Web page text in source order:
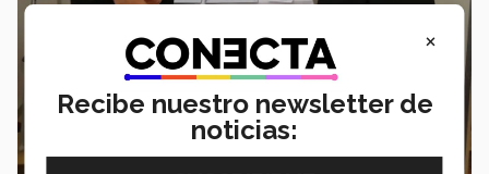
×
Recibe nuestro newsletter de
noticias: